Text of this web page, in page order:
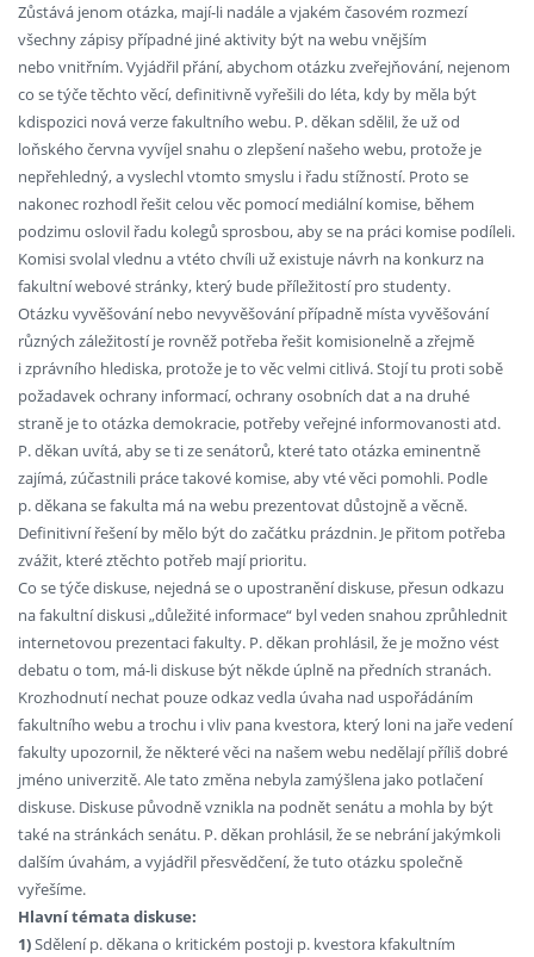
Zůstává jenom otázka, mají-li nadále a vjakém časovém rozmezí
všechny zápisy případné jiné aktivity být na webu vnějším
nebo vnitřním. Vyjádřil přání, abychom otázku zveřejňování, nejenom
co se týče těchto věcí, definitivně vyřešili do léta, kdy by měla být
kdispozici nová verze fakultního webu. P. děkan sdělil, že už od
loňského června vyvíjel snahu o zlepšení našeho webu, protože je
nepřehledný, a vyslechl vtomto smyslu i řadu stížností. Proto se
nakonec rozhodl řešit celou věc pomocí mediální komise, během
podzimu oslovil řadu kolegů sprosbou, aby se na práci komise podíleli.
Komisi svolal vlednu a vtéto chvíli už existuje návrh na konkurz na
fakultní webové stránky, který bude příležitostí pro studenty.
Otázku vyvěšování nebo nevyvěšování případně místa vyvěšování
různých záležitostí je rovněž potřeba řešit komisionelně a zřejmě
i zprávního hlediska, protože je to věc velmi citlivá. Stojí tu proti sobě
požadavek ochrany informací, ochrany osobních dat a na druhé
straně je to otázka demokracie, potřeby veřejné informovanosti atd.
P. děkan uvítá, aby se ti ze senátorů, které tato otázka eminentně
zajímá, zúčastnili práce takové komise, aby vté věci pomohli. Podle
p. děkana se fakulta má na webu prezentovat důstojně a věcně.
Definitivní řešení by mělo být do začátku prázdnin. Je přitom potřeba
zvážit, které ztěchto potřeb mají prioritu.
Co se týče diskuse, nejedná se o upostranění diskuse, přesun odkazu
na fakultní diskusi „důležité informace“ byl veden snahou zprůhlednit
internetovou prezentaci fakulty. P. děkan prohlásil, že je možno vést
debatu o tom, má-li diskuse být někde úplně na předních stranách.
Krozhodnutí nechat pouze odkaz vedla úvaha nad uspořádáním
fakultního webu a trochu i vliv pana kvestora, který loni na jaře vedení
fakulty upozornil, že některé věci na našem webu nedělají příliš dobré
jméno univerzitě. Ale tato změna nebyla zamýšlena jako potlačení
diskuse. Diskuse původně vznikla na podnět senátu a mohla by být
také na stránkách senátu. P. děkan prohlásil, že se nebrání jakýmkoli
dalším úvahám, a vyjádřil přesvědčení, že tuto otázku společně
vyřešíme.
Hlavní témata diskuse:
1)Sdělení p. děkana o kritickém postoji p. kvestora kfakultním